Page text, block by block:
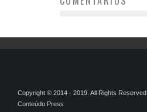
Copyright © 2014 - 2019. All Rights Reserved.
Conteúdo Press